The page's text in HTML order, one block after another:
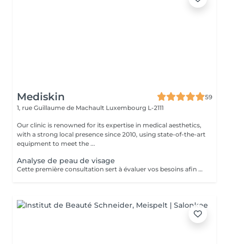
Mediskin
59
1, rue Guillaume de Machault Luxembourg L-2111
Our clinic is renowned for its expertise in medical aesthetics,
with a strong local presence since 2010, using state-of-the-art
equipment to meet the ...
Analyse de peau de visage
Cette première consultation sert à évaluer vos besoins afin de vous guider vers les soins sur mesure qui répondront au mieux. À cette occasion, toutes les informations nécessaires, telles que les contre-indications, les résultats attendus et autres détails importants, vous seront fournies pour assurer une prise en charge optimale et vous garantir un suivi personnalisé.